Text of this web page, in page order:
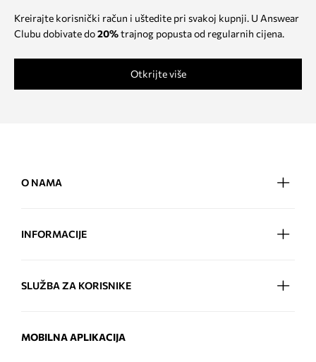
Kreirajte korisnički račun i uštedite pri svakoj kupnji. U Answear
Clubu dobivate do20%trajnog popusta od regularnih cijena.
Otkrijte više
O NAMA
INFORMACIJE
SLUŽBA ZA KORISNIKE
MOBILNA APLIKACIJA